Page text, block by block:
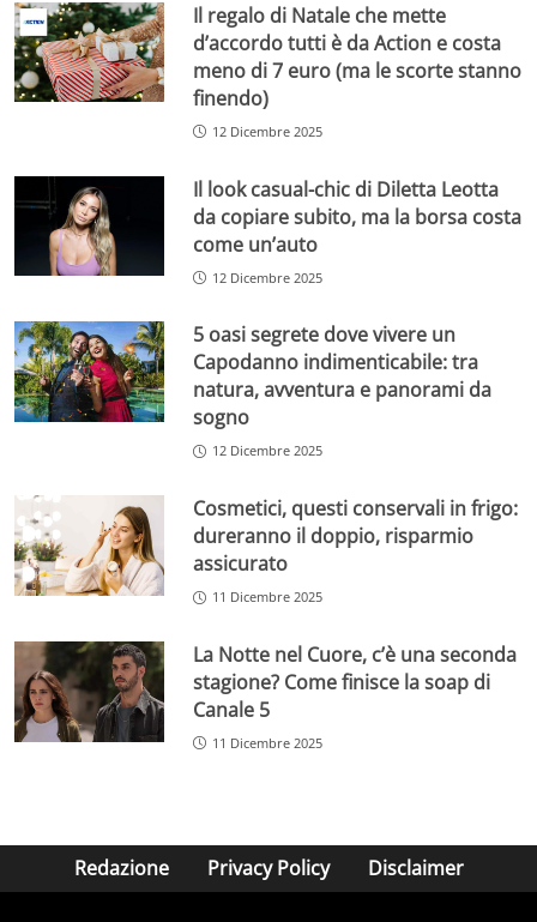
Il regalo di Natale che mette
d’accordo tutti è da Action e costa
meno di 7 euro (ma le scorte stanno
finendo)
12 Dicembre 2025
Il look casual-chic di Diletta Leotta
da copiare subito, ma la borsa costa
come un’auto
12 Dicembre 2025
5 oasi segrete dove vivere un
Capodanno indimenticabile: tra
natura, avventura e panorami da
sogno
12 Dicembre 2025
Cosmetici, questi conservali in frigo:
dureranno il doppio, risparmio
assicurato
11 Dicembre 2025
La Notte nel Cuore, c’è una seconda
stagione? Come finisce la soap di
Canale 5
11 Dicembre 2025
Redazione Privacy Policy Disclaimer